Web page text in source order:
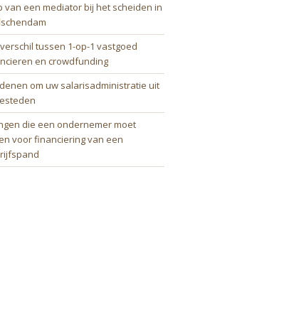
van een mediator bij het scheiden in
tussen 1-op-1 vastgoed
en crowdfunding
om uw salarisadministratie uit
die een ondernemer moet
voor financiering van een